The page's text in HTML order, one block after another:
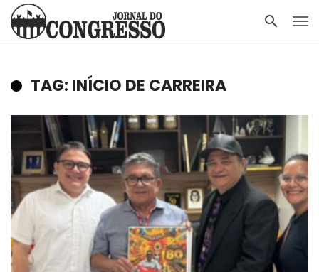
TAG: INÍCIO DE CARREIRA